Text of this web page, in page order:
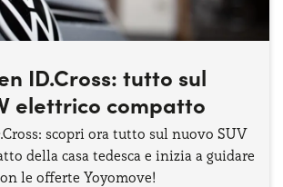
ID.Cross: tutto sul
elettrico compatto
scopri ora tutto sul nuovo SUV
della casa tedesca e inizia a guidare
le offerte Yoyomove!